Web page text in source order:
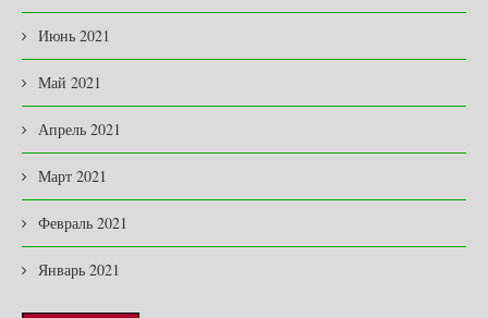
Июнь 2021
Май 2021
Апрель 2021
Март 2021
Февраль 2021
Январь 2021